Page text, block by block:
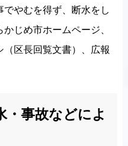
やむを得ず、断水をし
じめ市ホームページ、
区長回覧文書）、広報
・事故などによ